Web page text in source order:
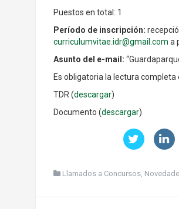
Puestos en total: 1
Período de inscripción:
curriculumvitae.idr@gmail.com a
Asunto del e-mail:
Es obligatoria la lectura completa
TDR (descargar)
Documento (descargar)
Llamados a Concursos,